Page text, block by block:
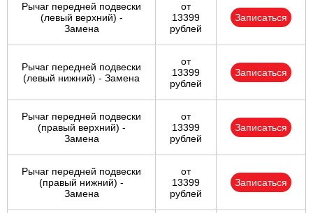
Рычаг передней подвески
(левый верхний) -
Замена
от
13399
рублей
Записаться
Рычаг передней подвески
(левый нижний) - Замена
от
13399
рублей
Записаться
Рычаг передней подвески
(правый верхний) -
Замена
от
13399
рублей
Записаться
Рычаг передней подвески
(правый нижний) -
Замена
от
13399
рублей
Записаться